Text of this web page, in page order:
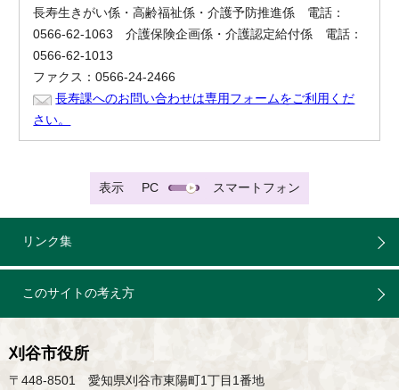
長寿生きがい係・高齢福祉係・介護予防推進係 電話：
0566-62-1063 介護保険企画係・介護認定給付係 電話：
0566-62-1013
ファクス：0566-24-2466
長寿課へのお問い合わせは専用フォームをご利用くだ
さい。
表示 PC スマートフォン
リンク集
このサイトの考え方
刈谷市役所
〒448-8501 愛知県刈谷市東陽町1丁目1番地